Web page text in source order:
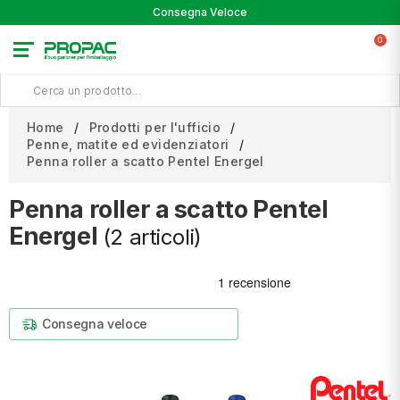
0
Consegna Veloce
Home
Prodotti per l'ufficio
Penne, matite ed evidenziatori
Penna roller a scatto Pentel Energel
Penna roller a scatto Pentel
Energel (2 articoli)
Consegna veloce